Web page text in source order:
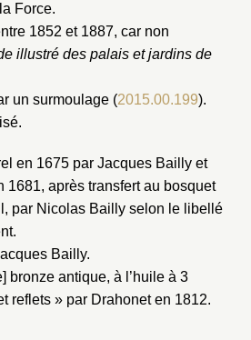
Force.
1852 et 1887, car non
illustré des palais et jardins de
un surmoulage (2015.00.199).
en 1675 par Jacques Bailly et
1681, après transfert au bosquet
par Nicolas Bailly selon le libellé
Bailly.
bronze antique, à l’huile à 3
reflets » par Drahonet en 1812.
Fermer
où ajouter la